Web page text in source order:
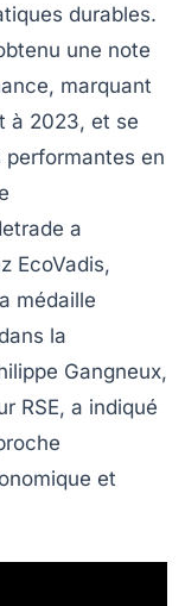
durables.
une note
marquant
à 2023, et se
performantes en
a
EcoVadis,
médaille
la
Gangneux,
RSE, a indiqué
et